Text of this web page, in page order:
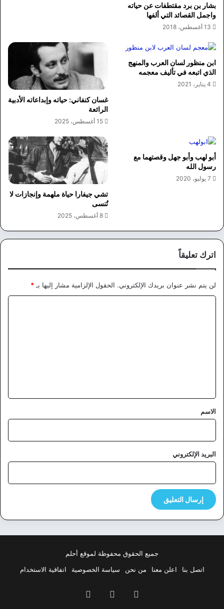
بشار بن برد مقتطفات عن حياته
واجمل القصائد التي ألفها
13 أغسطس، 2018
ابن منظور لسان العرب والمنهج
الذي اتبعه في تأليف معجمه
4 يناير، 2021
غسان كنفاني: حياته وإبداعاته الأدبية
الرائعة
15 أغسطس، 2025
أبو لهب وأبو جهل وقصتهما مع
رسول الله
7 يوليو، 2020
تشي جيفارا حياة ملهمة وإنجازات لا
تُنسى
8 أغسطس، 2025
اترك تعليقاً
لن يتم نشر عنوان بريدك الإلكتروني. الحقول الإلزامية مشار إليها بـ*
*
الاسم
البريد الإلكتروني
جميع الحقوق محفوظة لموقع أحلم
اتصل بنا
اعلن معنا من نحن سياسة الخصوصية اتفاقية الاستخدام
فيسبوك